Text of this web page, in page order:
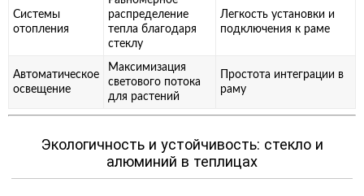
Системы
отопления
распределение
тепла благодаря
стеклу
Легкость установки и
подключения к раме
Автоматическое
освещение
Максимизация
светового потока
для растений
Простота интеграции в
раму
Экологичность и устойчивость: стекло и
алюминий в теплицах